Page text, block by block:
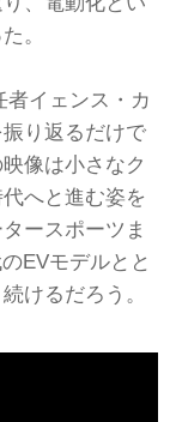
。
者イェンス・カ
り返るだけで
像は小さなク
へと進む姿を
ースポーツま
EVモデルとと
けるだろう。